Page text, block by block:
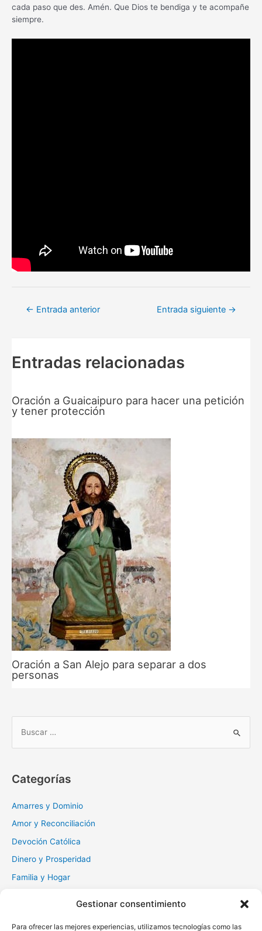
Gestionar consentimiento
Para ofrecer las mejores experiencias, utilizamos tecnologías como las
cada paso que des. Amén. Que Dios te bendiga y te acompañe
siempre.
Navegación
← Entrada anterior Entrada siguiente →
Entradas relacionadas
Oración a Guaicaipuro para hacer una petición
y tener protección
Oración a San Alejo para separar a dos
personas
a
r
Categorías
Amarres y Dominio
Amor y Reconciliación
Devoción Católica
Dinero y Prosperidad
Familia y Hogar